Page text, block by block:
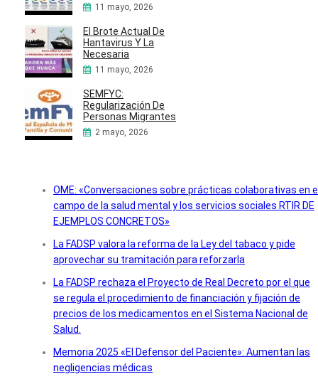
11 mayo, 2026
El Brote Actual De
Hantavirus Y La
Necesaria
11 mayo, 2026
SEMFYC:
Regularización De
Personas Migrantes
2 mayo, 2026
OME: «Conversaciones sobre prácticas colaborativas en
campo de la salud mental y los servicios sociales RTIR DE
EJEMPLOS CONCRETOS»
La FADSP valora la reforma de la Ley del tabaco y pide
aprovechar su tramitación para reforzarla
La FADSP rechaza el Proyecto de Real Decreto por el que
se regula el procedimiento de financiación y fijación de
precios de los medicamentos en el Sistema Nacional de
Salud.
Memoria 2025 «El Defensor del Paciente»: Aumentan las
negligencias médicas